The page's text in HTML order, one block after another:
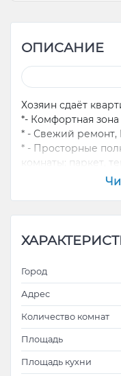
ОПИСАНИЕ
Хозяин сдаёт
*- Комфортная зона
* - Свежий ремонт,
* - Просторные
комнаты; паркет,
* - Zity Mall, парк
Супермаркет
Макдональдс,
Group...
* - Далее
троллейбусных
* - Развитая
станция,
Общественный
микрорайоны
Город
Адрес
Количество комнат
Площадь
Площадь кухни